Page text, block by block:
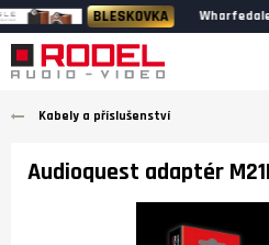
BLESKOVKA Wharfedale HERITAGE -
Kabely a příslušenství
Audioquest adaptér